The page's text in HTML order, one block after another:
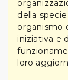
della
organismo
iniziativa e
loro